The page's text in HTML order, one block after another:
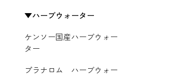
ハーブウォーター
ケンソー国産ハーブウォー
ター
プラナロム ハーブウォー